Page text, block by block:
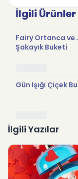
İlgili Ürünler
Fairy Ortanca ve
Şakayık Buketi
Gün Işığı Çiçek
İlgili Yazılar